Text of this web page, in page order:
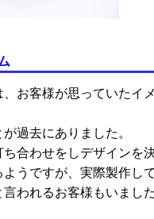
お客様が思っていたイ
過去にありました。
合わせをしデザインを
うですが、実際製作し
われるお客様もいました